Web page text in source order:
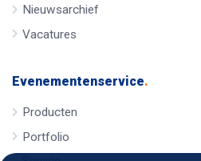
Nieuwsarchief
Vacatures
Evenementenservice.
Producten
Portfolio